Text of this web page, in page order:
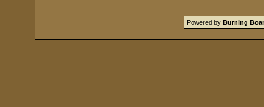
Powered by Burning